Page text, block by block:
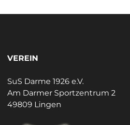
VEREIN
SuS Darme 1926 e.V.
Am Darmer Sportzentrum 2
49809 Lingen